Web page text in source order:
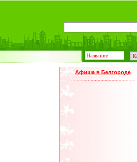
Афиша в Белгороде